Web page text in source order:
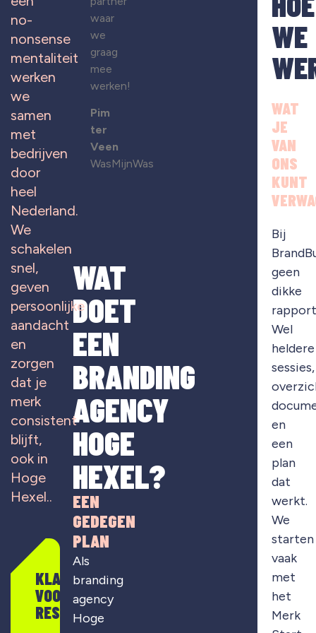
no-
nonsense
mentaliteit
werken
we
samen
met
bedrijven
door
heel
Nederland.
We
schakelen
snel,
geven
persoonlijke
aandacht
en
zorgen
dat je
merk
consistent
blijft,
ook in
Hoge
Hexel..
KLAAR
VOOR
RESULTAAT?
waar
we
graag
mee
werken!
Pim
ter
Veen
WasMijnWas
WAT
DOET
EEN
BRANDING
AGENCY
HOGE
HEXEL?
EEN
GEDEGEN
PLAN
Als
branding
agency
Hoge
WE
WAT
JE
VAN
ONS
KUNT
Bij
geen
dikke
Wel
heldere
sessies,
en
een
plan
dat
werkt.
We
starten
vaak
met
het
Merk